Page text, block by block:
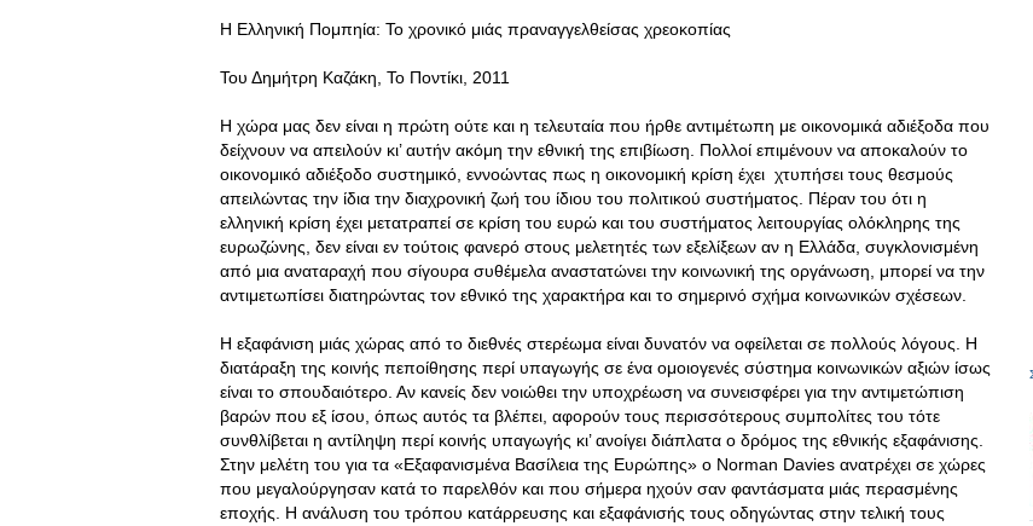
Η Ελληνική Πομπηία: Το χρονικό μιάς πραναγγελθείσας χρεοκοπίας
Του Δημήτρη Καζάκη, Το Ποντίκι, 2011
Η χώρα μας δεν είναι η πρώτη ούτε και η τελευταία που ήρθε αντιμέτωπη με οικονομικά αδιέξοδα που
δείχνουν να απειλούν κι’ αυτήν ακόμη την εθνική της επιβίωση. Πολλοί επιμένουν να αποκαλούν το
οικονομικό αδιέξοδο συστημικό, εννοώντας πως η οικονομική κρίση έχει χτυπήσει τους θεσμούς
απειλώντας την ίδια την διαχρονική ζωή του ίδιου του πολιτικού συστήματος . Πέραν του ότι η
ελληνική κρίση έχει μετατραπεί σε κρίση του ευρώ και του συστήματος λειτουργίας ολόκληρης της
ευρωζώνης, δεν είναι εν τούτοις φανερό στους μελετητές των εξελίξεων αν η Ελλάδα, συγκλονισμένη
από μια αναταραχή που σίγουρα συθέμελα αναστατώνει την κοινωνική της οργάνωση, μπορεί να την
αντιμετωπίσει διατηρώντας τον εθνικό της χαρακτήρα και το σημερινό σχήμα κοινωνικών σχέσεων.
Η εξαφάνιση μιάς χώρας από το διεθνές στερέωμα είναι δυνατόν να οφείλεται σε πολλούς λόγους. Η
διατάραξη της κοινής πεποίθησης περί υπαγωγής σε ένα ομοιογενές σύστημα κοινωνικών αξιών ίσως
είναι το σπουδαιότερο. Αν κανείς δεν νοιώθει την υποχρέωση να συνεισφέρει για την αντιμετώπιση
βαρών που εξ ίσου, όπως αυτός τα βλέπει, αφορούν τους περισσότερους συμπολίτες του τότε
συνθλίβεται η αντίληψη περί κοινής υπαγωγής κι’ ανοίγει διάπλατα ο δρόμος της εθνικής εξαφάνισης.
Στην μελέτη του για τα «Εξαφανισμένα Βασίλεια της Ευρώπης» ο Norman Davies ανατρέχει σε χώρες
που μεγαλούργησαν κατά το παρελθόν και που σήμερα ηχούν σαν φαντάσματα μιάς περασμένης
εποχής. Η ανάλυση του τρόπου κατάρρευσης και εξαφάνισής τους οδηγώντας στην τελική τους